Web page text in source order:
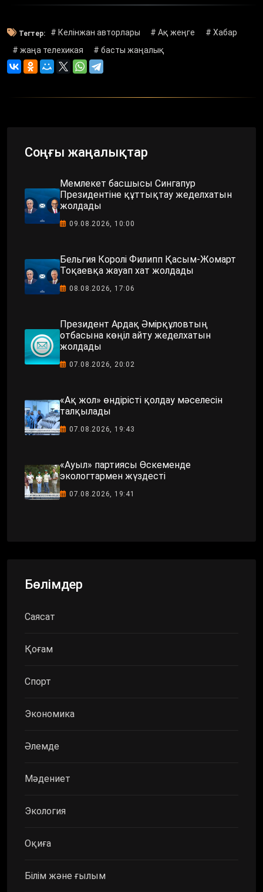
Тегтер: # Келінжан авторлары # Ақ жеңге
# Хабар
# жаңа телехикая
# басты жаңалық
Соңғы жаңалықтар
Мемлекет басшысы Сингапур
Президентіне құттықтау жеделхатын
жолдады
09.08.2026, 10:00
Бельгия Королі Филипп Қасым-Жомарт
Тоқаевқа жауап хат жолдады
08.08.2026, 17:06
Президент Ардақ Әмірқұловтың
отбасына көңіл айту жеделхатын
жолдады
07.08.2026, 20:02
«Ақ жол» өндірісті қолдау мәселесін
талқылады
07.08.2026, 19:43
«Ауыл» партиясы Өскеменде
экологтармен жүздесті
07.08.2026, 19:41
Бөлімдер
Саясат
Қоғам
Спорт
Экономика
Әлемде
Мәдениет
Экология
Оқиға
Білім және ғылым